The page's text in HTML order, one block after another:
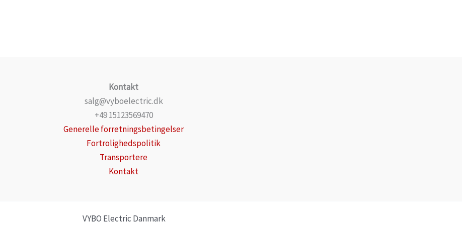
Kontakt
salg@vyboelectric.dk
+49 15123569470
Generelle forretningsbetingelser
Fortrolighedspolitik
Transportere
Kontakt
VYBO Electric Danmark